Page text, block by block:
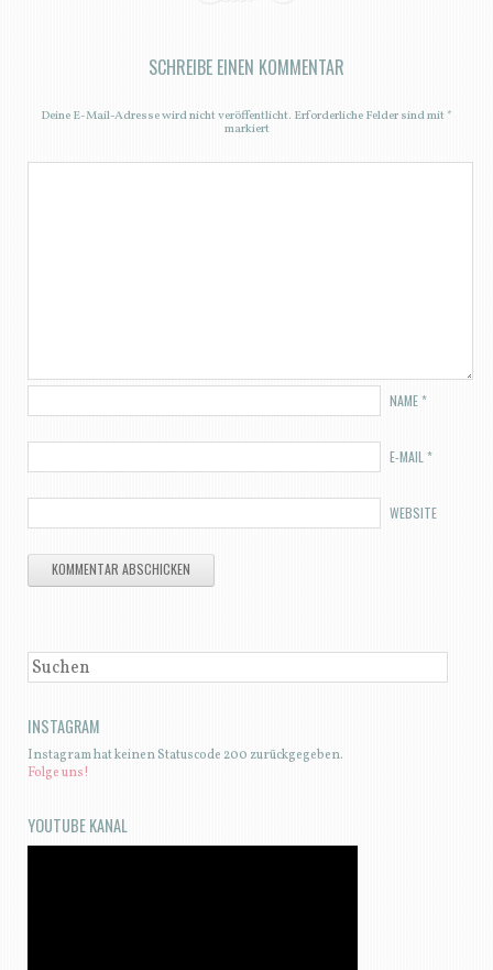
SCHREIBE EINEN KOMMENTAR
Deine E-Mail-Adresse wird nicht veröffentlicht. Erforderliche Felder sind mit*
markiert
NAME*
E-MAIL *
WEBSITE
SUCHEN
INSTAGRAM
Instagram hat keinen Statuscode 200 zurückgegeben.
Folge uns!
YOUTUBE KANAL